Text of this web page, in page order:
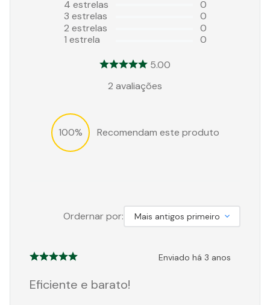
4 estrelas
3 estrelas
2 estrelas
1 estrela
0
0
0
0
5.00
2 avaliações
100% Recomendam este produto
Ordernar por: Mais antigos primeiro
Enviado há 3 anos
Eficiente e barato!